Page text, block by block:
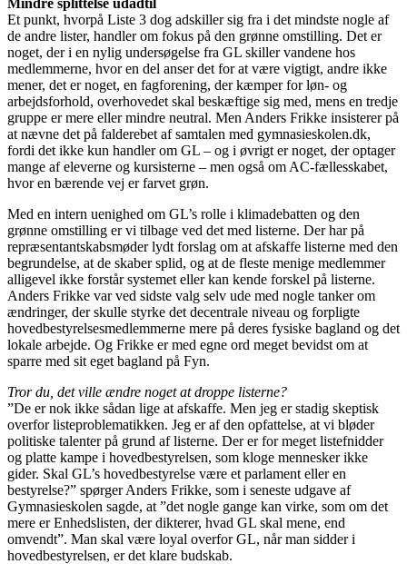
Et punkt, hvorpå Liste 3 dog adskiller sig fra i det mindste nogle af
de andre lister, handler om fokus på den grønne omstilling. Det er
noget, der i en nylig undersøgelse fra GL skiller vandene hos
medlemmerne, hvor en del anser det for at være vigtigt, andre ikke
mener, det er noget, en fagforening, der kæmper for løn- og
arbejdsforhold, overhovedet skal beskæftige sig med, mens en tredje
gruppe er mere eller mindre neutral. Men Anders Frikke insisterer på
at nævne det på falderebet af samtalen med gymnasieskolen.dk,
fordi det ikke kun handler om GL – og i øvrigt er noget, der optager
mange af eleverne og kursisterne – men også om AC-fællesskabet,
hvor en bærende vej er farvet grøn.
Med en intern uenighed om GL’s rolle i klimadebatten og den
grønne omstilling er vi tilbage ved det med listerne. Der har på
repræsentantskabsmøder lydt forslag om at afskaffe listerne med den
begrundelse, at de skaber splid, og at de fleste menige medlemmer
alligevel ikke forstår systemet eller kan kende forskel på listerne.
Anders Frikke var ved sidste valg selv ude med nogle tanker om
ændringer, der skulle styrke det decentrale niveau og forpligte
hovedbestyrelsesmedlemmerne mere på deres fysiske bagland og det
lokale arbejde. Og Frikke er med egne ord meget bevidst om at
sparre med sit eget bagland på Fyn.
Tror du, det ville ændre noget at droppe listerne?
”De er nok ikke sådan lige at afskaffe. Men jeg er stadig skeptisk
overfor listeproblematikken. Jeg er af den opfattelse, at vi bløder
politiske talenter på grund af listerne. Der er for meget listefnidder
og platte kampe i hovedbestyrelsen, som kloge mennesker ikke
gider. Skal GL’s hovedbestyrelse være et parlament eller en
bestyrelse?” spørger Anders Frikke, som i seneste udgave af
Gymnasieskolen sagde, at ”det nogle gange kan virke, som om det
mere er Enhedslisten, der dikterer, hvad GL skal mene, end
omvendt”. Man skal være loyal overfor GL, når man sidder i
hovedbestyrelsen, er det klare budskab.